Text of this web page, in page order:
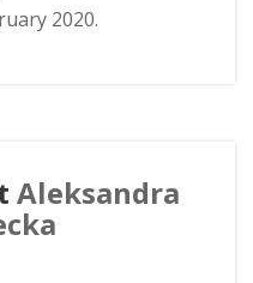
2020.
Aleksandra